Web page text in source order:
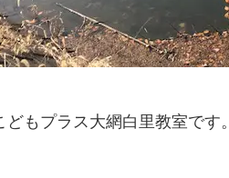
もプラス大網白里教室です。